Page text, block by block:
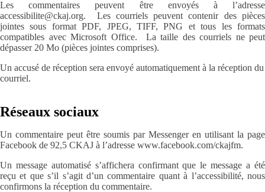
Les commentaires peuvent être envoyés à l’adresse
accessibilite@ckaj.org. Les courriels peuvent contenir des pièces
jointes sous format PDF, JPEG, TIFF, PNG et tous les formats
compatibles avec Microsoft Office. La taille des courriels ne peut
dépasser 20 Mo (pièces jointes comprises).
Un accusé de réception sera envoyé automatiquement à la réception du
courriel.
Réseaux sociaux
Un commentaire peut être soumis par Messenger en utilisant la page
Facebook de 92,5 CKAJ à l’adresse www.facebook.com/ckajfm.
Un message automatisé s’affichera confirmant que le message a été
reçu et que s’il s’agit d’un commentaire quant à l’accessibilité, nous
confirmons la réception du commentaire.